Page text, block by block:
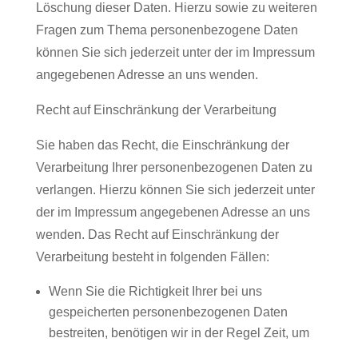
Löschung dieser Daten. Hierzu sowie zu weiteren
Fragen zum Thema personenbezogene Daten
können Sie sich jederzeit unter der im Impressum
angegebenen Adresse an uns wenden.
Recht auf Einschränkung der Verarbeitung
Sie haben das Recht, die Einschränkung der
Verarbeitung Ihrer personenbezogenen Daten zu
verlangen. Hierzu können Sie sich jederzeit unter
der im Impressum angegebenen Adresse an uns
wenden. Das Recht auf Einschränkung der
Verarbeitung besteht in folgenden Fällen:
Wenn Sie die Richtigkeit Ihrer bei uns
gespeicherten personenbezogenen Daten
bestreiten, benötigen wir in der Regel Zeit, um